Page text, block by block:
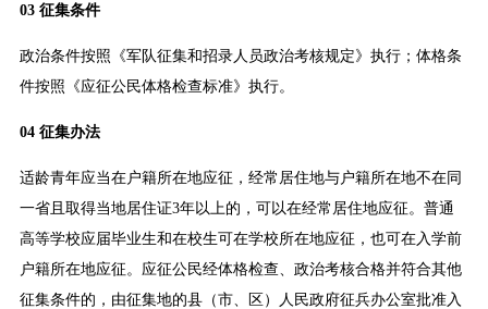
03 征集条件
政治条件按照《军队征集和招录人员政治考核规定》执行；体格条
件按照《应征公民体格检查标准》执行。
04 征集办法
适龄青年应当在户籍所在地应征，经常居住地与户籍所在地不在同
一省且取得当地居住证3年以上的，可以在经常居住地应征。普通
高等学校应届毕业生和在校生可在学校所在地应征，也可在入学前
户籍所在地应征。应征公民经体格检查、政治考核合格并符合其他
征集条件的，由征集地的县（市、区）人民政府征兵办公室批准入